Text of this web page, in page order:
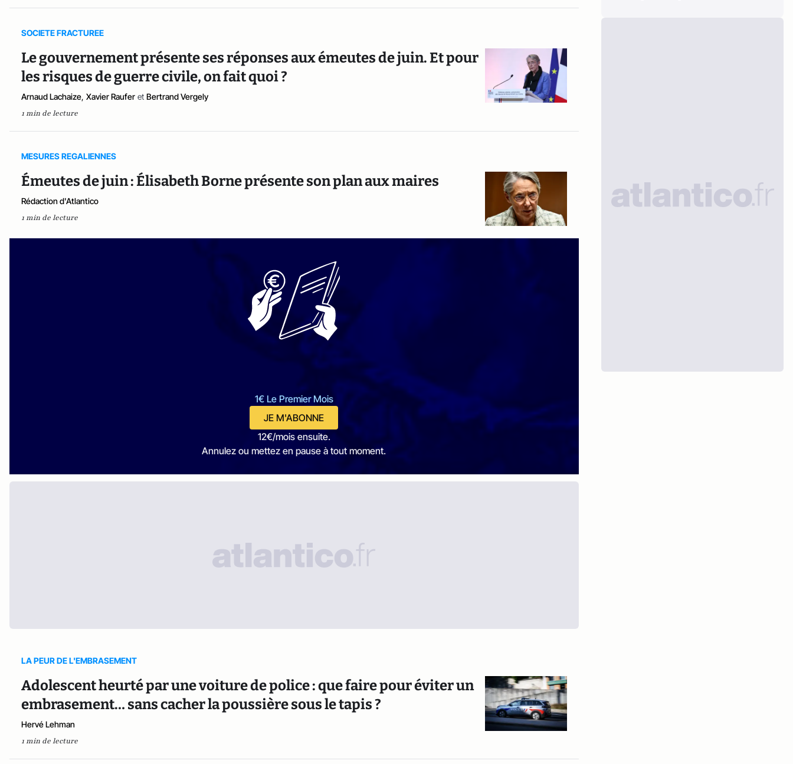
SOCIETE FRACTUREE
Le gouvernement présente ses réponses aux émeutes de juin. Et pour
les risques de guerre civile, on fait quoi ?
Arnaud Lachaize, Xavier Raufer et Bertrand Vergely
1 min de lecture
MESURES REGALIENNES
Émeutes de juin : Élisabeth Borne présente son plan aux maires
Rédaction d'Atlantico
1 min de lecture
1€ Le Premier Mois
JE M'ABONNE
12€/mois ensuite.
Annulez ou mettez en pause à tout moment.
LA PEUR DE L'EMBRASEMENT
Adolescent heurté par une voiture de police : que faire pour éviter un
embrasement… sans cacher la poussière sous le tapis ?
Hervé Lehman
1 min de lecture